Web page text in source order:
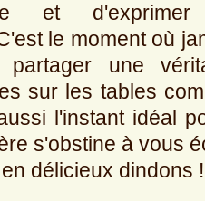
et d'exprimer
le moment où
une
sur les tables
l'instant idéal
s'obstine à vous
délicieux dindons !